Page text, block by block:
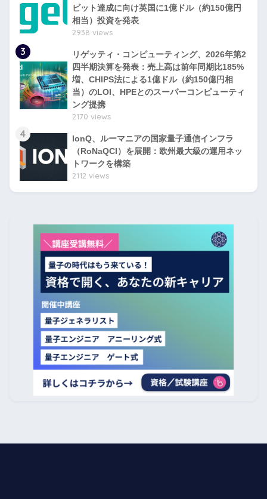
ビット達成に向け英国に1億ドル（約150億円
相当）投資を発表
2938 views
3
リゲッティ・コンピューティング、2026年第2
四半期決算を発表：売上高は前年同期比185%
増、CHIPS法による1億ドル（約150億円相
当）のLOI、HPEとのスーパーコンピューティ
ング提携
2170 views
4
IonQ、ルーマニアの国家量子通信インフラ
（RoNaQCI）を展開：欧州最大級の運用ネッ
トワークを構築
2112 views